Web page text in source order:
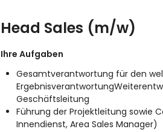
Head Sales (m/w)
Ihre Aufgaben
Gesamtverantwortung für den
Geschäftsleitung
Führung der Projektleitung sowie
Innendienst, Area Sales Manager)